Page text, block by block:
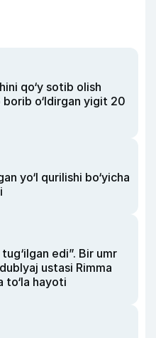
qo‘y sotib olish
o‘ldirgan yigit 20
yo‘l qurilishi bo‘yicha
edi”. Bir umr
ustasi Rimma
to‘la hayoti